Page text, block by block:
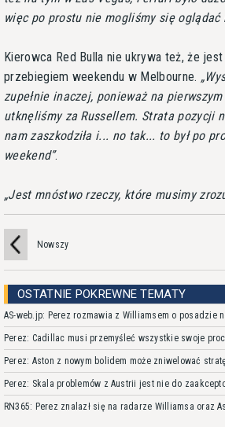
więc po prostu nie mogliśmy się oglądać
Kierowca Red Bulla nie ukrywa też, że
przebiegiem weekendu w Melbourne.
zupełnie inaczej, ponieważ na
utknęliśmy za Russellem. Strata pozycji
nam zaszkodziła i... no tak... to był po
weekend .
Jest mnóstwo rzeczy, które musimy
Nowszy
OSTATNIE POKREWNE TEMATY
AS-web.jp: Perez rozmawia z Williamsem o posadzie
Perez: Cadillac musi przemyśleć wszystkie swoje
Perez: Aston z nowym bolidem może zniwelować
Perez: Skala problemów z Austrii jest nie do
RN365: Perez znalazł się na radarze Williamsa oraz